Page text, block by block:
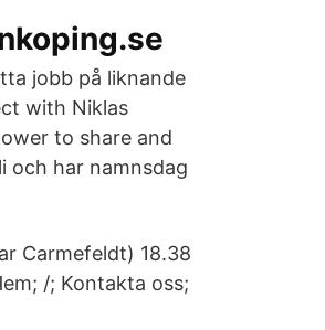
jobb på liknande
with Niklas
to share and
och har namnsdag
Carmefeldt) 18.38
/; Kontakta oss;